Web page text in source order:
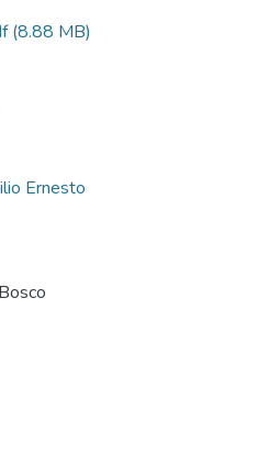
(8.88 MB)
Ernesto